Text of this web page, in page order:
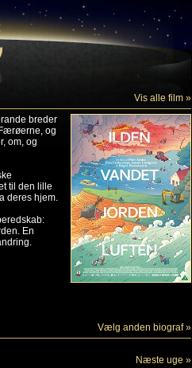
Vis alle film »
breder
og
om, og
til den lille
deres hjem.
En
Vælg anden biograf »
Næste uge »